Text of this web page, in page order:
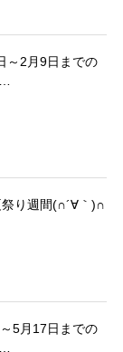
～2月9日までの
り週間(∩´∀｀)∩
5月17日までの
…